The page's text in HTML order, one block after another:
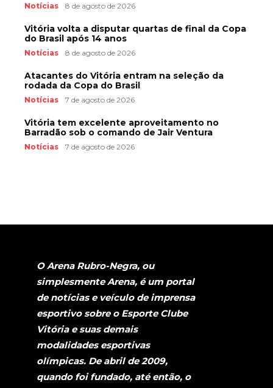
Notícias 8 de agosto de 2026
Vitória volta a disputar quartas de final da Copa
do Brasil após 14 anos
Notícias 8 de agosto de 2026
Atacantes do Vitória entram na seleção da
rodada da Copa do Brasil
Notícias 7 de agosto de 2026
Vitória tem excelente aproveitamento no
Barradão sob o comando de Jair Ventura
Notícias 7 de agosto de 2026
O Arena Rubro-Negra, ou
simplesmente Arena, é um portal
de notícias e veículo de imprensa
esportivo sobre o Esporte Clube
Vitória e suas demais
modalidades esportivas
olímpicas. De abril de 2009,
quando foi fundado, até então, o